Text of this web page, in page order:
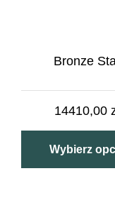
Bronze
14410,00
Wybierz